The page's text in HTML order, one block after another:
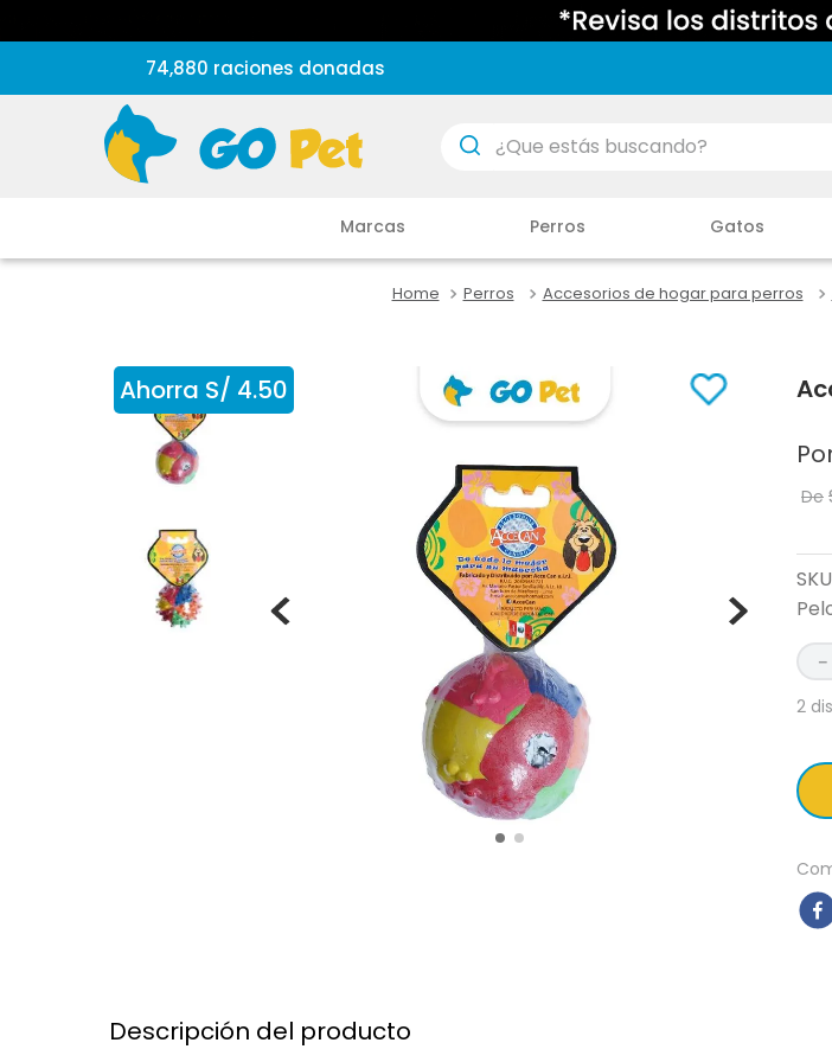
74,880 raciones donadas
¿Que estás buscando?
Marcas Perros Gatos
Perros Accesorios de hogar para perros
Ahorra S/ 4.50
De
SKU
－
2
Descripción del producto